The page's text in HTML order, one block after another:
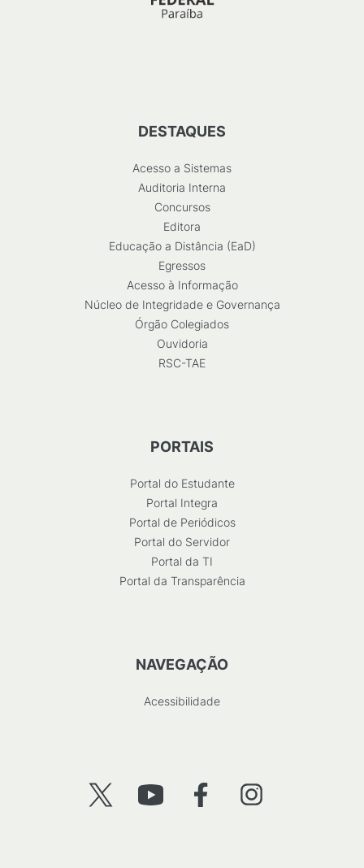
DESTAQUES
Acesso a Sistemas
Auditoria Interna
Concursos
Editora
Educação a Distância (EaD)
Egressos
Acesso à Informação
Núcleo de Integridade e Governança
Órgão Colegiados
Ouvidoria
RSC-TAE
PORTAIS
Portal do Estudante
Portal Integra
Portal de Periódicos
Portal do Servidor
Portal da TI
Portal da Transparência
NAVEGAÇÃO
Acessibilidade